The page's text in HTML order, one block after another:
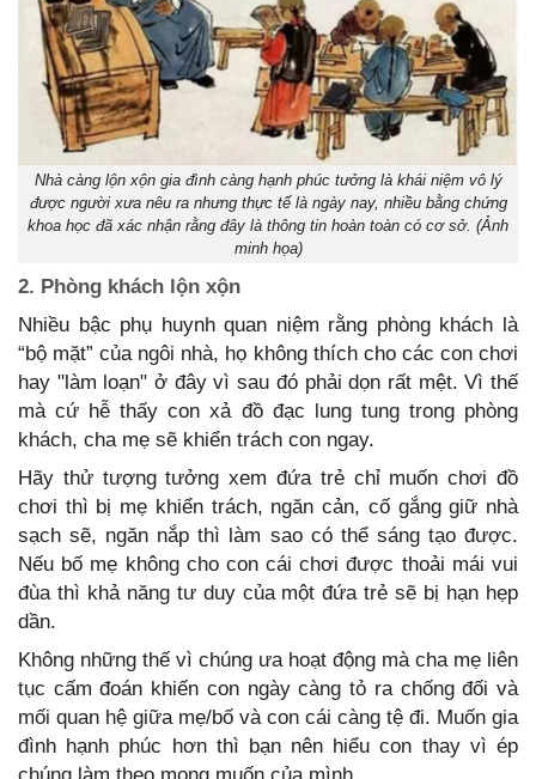
Nhà càng lộn xộn gia đình càng hạnh phúc tưởng là khái niệm vô lý
được người xưa nêu ra nhưng thực tế là ngày nay, nhiều bằng chứng
khoa học đã xác nhận rằng đây là thông tin hoàn toàn có cơ sở. (Ảnh
minh họa)
2. Phòng khách lộn xộn
Nhiều bậc phụ huynh quan niệm rằng phòng khách là
“bộ mặt” của ngôi nhà, họ không thích cho các con chơi
hay "làm loạn" ở đây vì sau đó phải dọn rất mệt. Vì thế
mà cứ hễ thấy con xả đồ đạc lung tung trong phòng
khách, cha mẹ sẽ khiển trách con ngay.
Hãy thử tượng tưởng xem đứa trẻ chỉ muốn chơi đồ
chơi thì bị mẹ khiển trách, ngăn cản, cố gắng giữ nhà
sạch sẽ, ngăn nắp thì làm sao có thể sáng tạo được.
Nếu bố mẹ không cho con cái chơi được thoải mái vui
đùa thì khả năng tư duy của một đứa trẻ sẽ bị hạn hẹp
dần.
Không những thế vì chúng ưa hoạt động mà cha mẹ liên
tục cấm đoán khiến con ngày càng tỏ ra chống đối và
mối quan hệ giữa mẹ/bố và con cái càng tệ đi. Muốn gia
đình hạnh phúc hơn thì bạn nên hiểu con thay vì ép